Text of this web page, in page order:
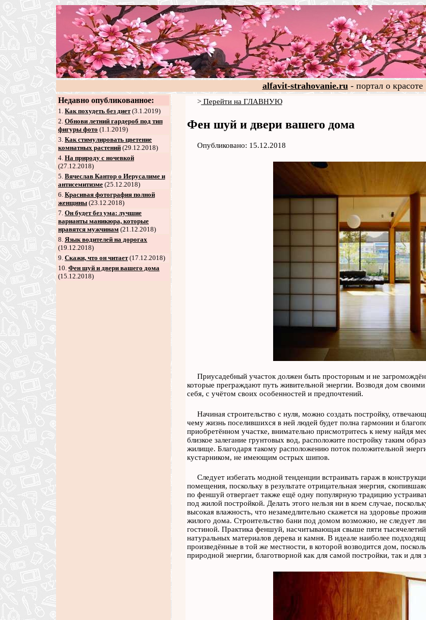
alfavit-strahovanie.ru- портал о красоте
Недавно опубликованное:
1. Как похудеть без диет(3.1.2019)
2. Обнови летний гардероб под тип
фигуры фото (1.1.2019)
3. Как стимулировать цветение
комнатных растений (29.12.2018)
4. На природу с ночевкой
(27.12.2018)
5. Вячеслав Кантор о Иерусалиме и
антисемитизме (25.12.2018)
6. Красивая фотография полной
женщины (23.12.2018)
7. Он будет без ума: лучшие
варианты маникюра, которые
нравятся мужчинам (21.12.2018)
8. Язык водителей на дорогах
(19.12.2018)
9. Скажи, что он читает(17.12.2018)
10. Фен шуй и двери вашего дома
(15.12.2018)
>Перейти на ГЛАВНУЮ
Фен шуй и двери вашего дома
Опубликовано: 15.12.2018
Приусадебный участок должен быть просторным и не
которые преграждают путь живительной энергии. Возводя дом
себя, с учётом своих особенностей и предпочтений.
Начиная строительство с нуля, можно создать постройку,
чему жизнь поселившихся в ней людей будет полна гармонии и
приобретённом участке, внимательно присмотритесь к нему найдя
близкое залегание грунтовых вод, расположите постройку таким
жилище. Благодаря такому расположению поток положительной
кустарником, не имеющим острых шипов.
Следует избегать модной тенденции встраивать гараж в
помещения, поскольку в результате отрицательная энергия,
по феншуй отвергает также ещё одну популярную традицию
под жилой постройкой. Делать этого нельзя ни в коем случае,
высокая влажность, что незамедлительно скажется на здоровье
жилого дома. Строительство бани под домом возможно, не следует
гостиной. Практика феншуй, насчитывающая свыше пяти
натуральных материалов дерева и камня. В идеале наиболее
произведённые в той же местности, в которой возводится дом,
природной энергии, благотворной как для самой постройки, так и